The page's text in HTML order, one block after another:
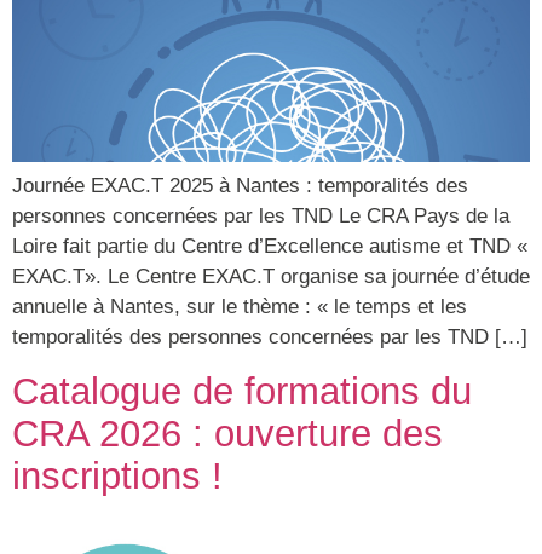
Journée EXAC.T 2025 à Nantes : temporalités des
personnes concernées par les TND Le CRA Pays de la
Loire fait partie du Centre d’Excellence autisme et TND «
EXAC.T». Le Centre EXAC.T organise sa journée d’étude
annuelle à Nantes, sur le thème : « le temps et les
temporalités des personnes concernées par les TND […]
Catalogue de formations du
CRA 2026 : ouverture des
inscriptions !